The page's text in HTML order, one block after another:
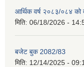
आर्थिक वर्ष २०८३/०८४ को
मिति: 06/18/2026 -
बजेट बुक 2082/83
मिति: 12/14/2025 -